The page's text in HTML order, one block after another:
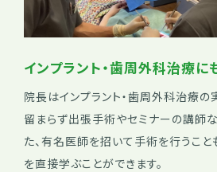
インプラント・歯周外科治療に
院長はインプラント・歯周外科治療の
留まらず出張手術やセミナーの講師
た、有名医師を招いて手術を行うこと
を直接学ぶことができます。